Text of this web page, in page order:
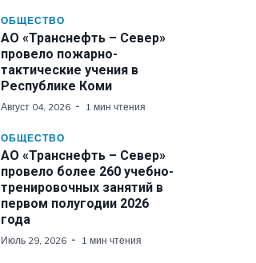
ОБЩЕСТВО
АО «Транснефть – Север»
провело пожарно-
тактические учения в
Республике Коми
Август 04, 2026 1 мин чтения
ОБЩЕСТВО
АО «Транснефть – Север»
провело более 260 учебно-
тренировочных занятий в
первом полугодии 2026
года
Июль 29, 2026 1 мин чтения